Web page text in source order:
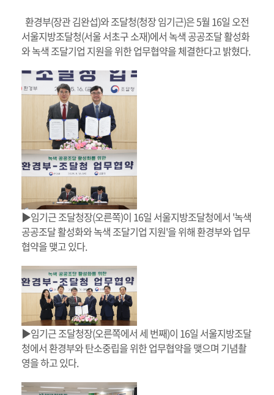
환경부(장관 김완섭)와 조달청(청장 임기근)은 5월 16일 오전
서울지방조달청(서울 서초구 소재)에서 녹색 공공조달 활성화
와 녹색 조달기업 지원을 위한 업무협약을 체결한다고 밝혔다.
▶임기근 조달청장(오른쪽)이 16일 서울지방조달청에서 '녹색
공공조달 활성화와 녹색 조달기업 지원'을 위해 환경부와 업무
협약을 맺고 있다.
▶임기근 조달청장(오른쪽에서 세 번째)이 16일 서울지방조달
청에서 환경부와 탄소중립을 위한 업무협약을 맺으며 기념촬
영을 하고 있다.